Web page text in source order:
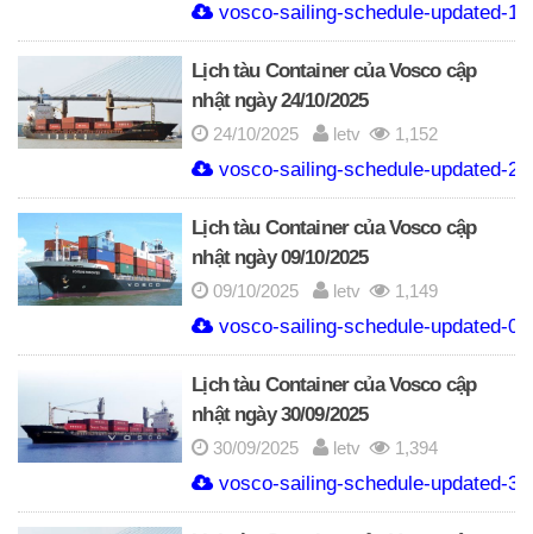
vosco-sailing-schedule-updated-
Lịch tàu Container của Vosco cập
nhật ngày 24/10/2025
24/10/2025 letv 1,152
vosco-sailing-schedule-updated-
Lịch tàu Container của Vosco cập
nhật ngày 09/10/2025
09/10/2025 letv 1,149
vosco-sailing-schedule-updated-
Lịch tàu Container của Vosco cập
nhật ngày 30/09/2025
30/09/2025 letv 1,394
vosco-sailing-schedule-updated-